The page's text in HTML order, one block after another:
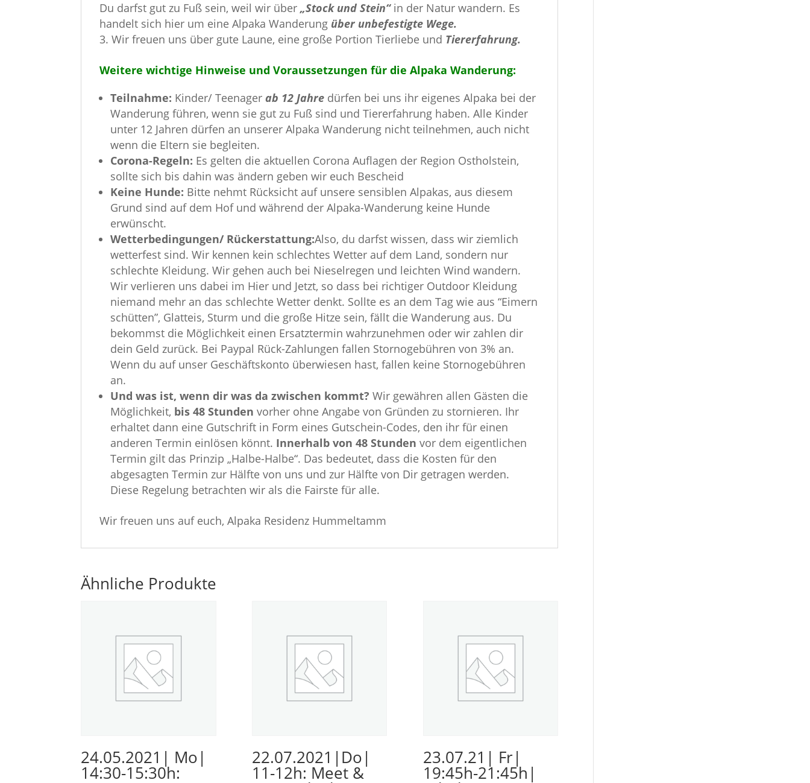
Du darfst gut zu Fuß sein, weil wir über„Stock und Stein“ in der Natur wandern. Es
handelt sich hier um eine Alpaka Wanderung über unbefestigte Wege.
Wir freuen uns über gute Laune, eine große Portion Tierliebe und Tiererfahrung.
Weitere wichtige Hinweise und Voraussetzungen für die Alpaka Wanderung:
Teilnahme: Kinder/ Teenagerab 12 Jahre dürfen bei uns ihr eigenes Alpaka bei der
Wanderung führen, wenn sie gut zu Fuß sind und Tiererfahrung haben. Alle Kinder
unter 12 Jahren dürfen an unserer Alpaka Wanderung nicht teilnehmen, auch nicht
wenn die Eltern sie begleiten.
Corona-Regeln: Es gelten die aktuellen Corona Auflagen der Region Ostholstein,
sollte sich bis dahin was ändern geben wir euch Bescheid
Keine Hunde: Bitte nehmt Rücksicht auf unsere sensiblen Alpakas, aus diesem
Grund sind auf dem Hof und während der Alpaka-Wanderung keine Hunde
erwünscht.
Wetterbedingungen/ Rückerstattung:Also, du darfst wissen, dass wir ziemlich
wetterfest sind. Wir kennen kein schlechtes Wetter auf dem Land, sondern nur
schlechte Kleidung. Wir gehen auch bei Nieselregen und leichten Wind wandern.
Wir verlieren uns dabei im Hier und Jetzt, so dass bei richtiger Outdoor Kleidung
niemand mehr an das schlechte Wetter denkt. Sollte es an dem Tag wie aus “Eimern
schütten”, Glatteis, Sturm und die große Hitze sein, fällt die Wanderung aus. Du
bekommst die Möglichkeit einen Ersatztermin wahrzunehmen oder wir zahlen dir
dein Geld zurück. Bei Paypal Rück-Zahlungen fallen Stornogebühren von 3% an.
Wenn du auf unser Geschäftskonto überwiesen hast, fallen keine Stornogebühren
an.
Und was ist, wenn dir was da zwischen kommt? Wir gewähren allen Gästen die
Möglichkeit, bis 48 Stunden vorher ohne Angabe von Gründen zu stornieren. Ihr
erhaltet dann eine Gutschrift in Form eines Gutschein-Codes, den ihr für einen
anderen Termin einlösen könnt. Innerhalb von 48 Stunden vor dem eigentlichen
Termin gilt das Prinzip „Halbe-Halbe“. Das bedeutet, dass die Kosten für den
abgesagten Termin zur Hälfte von uns und zur Hälfte von Dir getragen werden.
Diese Regelung betrachten wir als die Fairste für alle.
Wir freuen uns auf euch, Alpaka Residenz Hummeltamm
Ähnliche Produkte
24.05.2021| Mo|
14:30-15:30h:
22.07.2021|Do|
11-12h: Meet &
23.07.21| Fr|
19:45h-21:45h|